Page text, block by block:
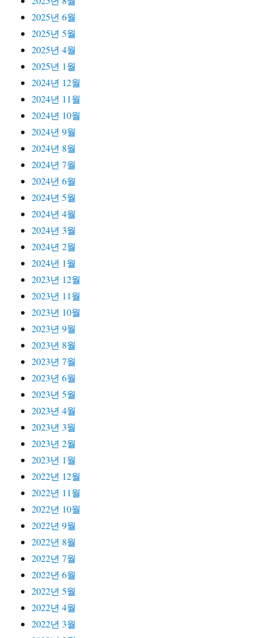
2025년 6월
2025년 5월
2025년 4월
2025년 1월
2024년 12월
2024년 11월
2024년 10월
2024년 9월
2024년 8월
2024년 7월
2024년 6월
2024년 5월
2024년 4월
2024년 3월
2024년 2월
2024년 1월
2023년 12월
2023년 11월
2023년 10월
2023년 9월
2023년 8월
2023년 7월
2023년 6월
2023년 5월
2023년 4월
2023년 3월
2023년 2월
2023년 1월
2022년 12월
2022년 11월
2022년 10월
2022년 9월
2022년 8월
2022년 7월
2022년 6월
2022년 5월
2022년 4월
2022년 3월